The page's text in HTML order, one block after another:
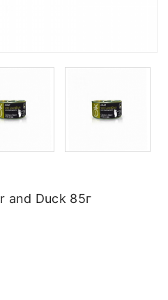
and Duck 85г